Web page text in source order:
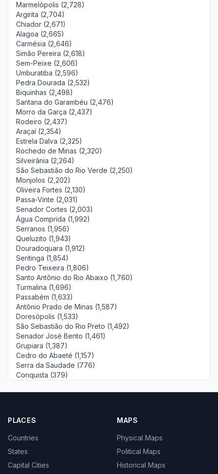
Marmelópolis (2,728)
Argirita (2,704)
Chiador (2,671)
Alagoa (2,665)
Carmésia (2,646)
Simão Pereira (2,618)
Sem-Peixe (2,606)
Umburatiba (2,596)
Pedra Dourada (2,532)
Biquinhas (2,498)
Santana do Garambéu (2,476)
Morro da Garça (2,437)
Rodeiro (2,437)
Araçaí (2,354)
Estrela Dalva (2,325)
Rochedo de Minas (2,320)
Silveirânia (2,264)
São Sebastião do Rio Verde (2,250)
Monjolos (2,202)
Oliveira Fortes (2,130)
Passa-Vinte (2,031)
Senador Cortes (2,003)
Água Comprida (1,992)
Serranos (1,956)
Queluzito (1,943)
Douradoquara (1,912)
Seritinga (1,854)
Pedro Teixeira (1,806)
Santo Antônio do Rio Abaixo (1,760)
Turmalina (1,696)
Passabém (1,633)
Antônio Prado de Minas (1,587)
Doresópolis (1,533)
São Sebastião do Rio Preto (1,492)
Senador José Bento (1,461)
Grupiara (1,387)
Cedro do Abaeté (1,157)
Serra da Saudade (776)
Conquista (379)
PLACES
Countries
States
Capital Cities
MAPS
Physical Maps
Political Maps
Historical Maps